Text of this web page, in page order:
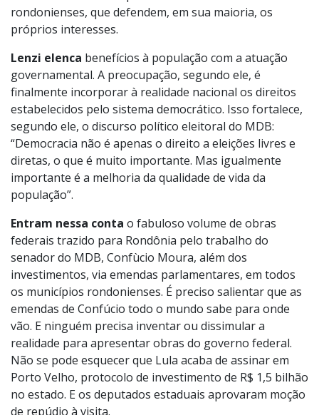
rondonienses, que defendem, em sua maioria, os
próprios interesses.
Lenzi elenca benefícios à população com a atuação
governamental. A preocupação, segundo ele, é
finalmente incorporar à realidade nacional os direitos
estabelecidos pelo sistema democrático. Isso fortalece,
segundo ele, o discurso político eleitoral do MDB:
“Democracia não é apenas o direito a eleições livres e
diretas, o que é muito importante. Mas igualmente
importante é a melhoria da qualidade de vida da
população”.
Entram nessa conta o fabuloso volume de obras
federais trazido para Rondônia pelo trabalho do
senador do MDB, Confùcio Moura, além dos
investimentos, via emendas parlamentares, em todos
os municípios rondonienses. É preciso salientar que as
emendas de Confúcio todo o mundo sabe para onde
vão. E ninguém precisa inventar ou dissimular a
realidade para apresentar obras do governo federal.
Não se pode esquecer que Lula acaba de assinar em
Porto Velho, protocolo de investimento de R$ 1,5 bilhão
no estado. E os deputados estaduais aprovaram moção
de repúdio à visita.